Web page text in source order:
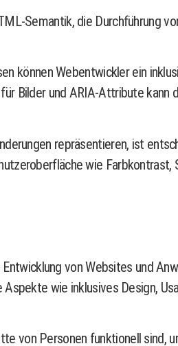
Semantik, die Durchführung
können Webentwickler ein
Bilder und ARIA-Attribute
repräsentieren, ist
wie
von Websites und
wie inklusives Design,
Personen funktionell sind,